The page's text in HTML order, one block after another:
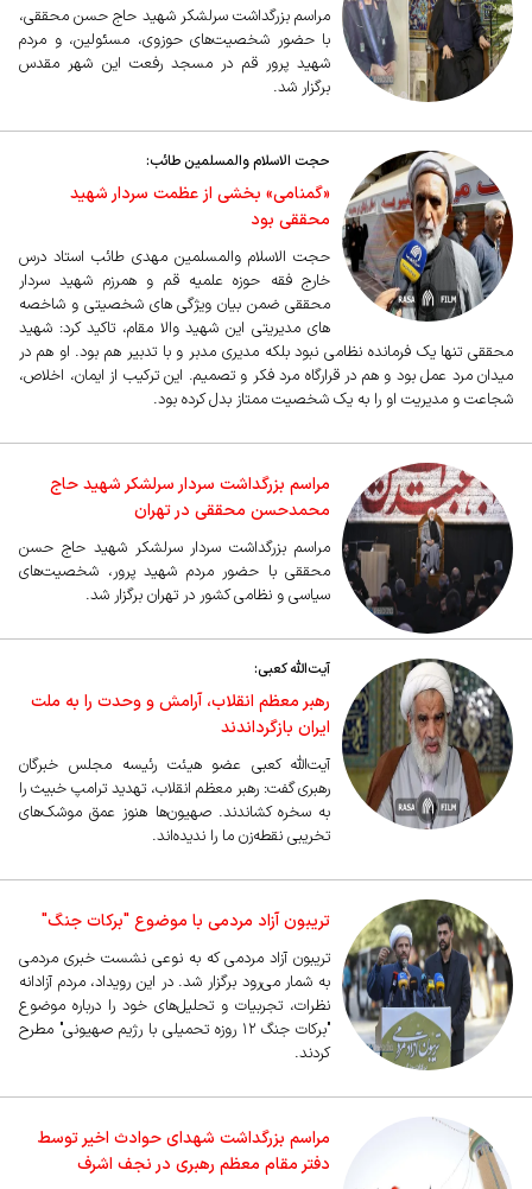
مراسم بزرگداشت سرلشکر شهید حاج حسن محققی،
با حضور شخصیت‌های حوزوی، مسئولین، و مردم
شهید پرور قم در مسجد رفعت این شهر مقدس
برگزار شد.
حجت الاسلام والمسلمین طائب:
«گمنامی» بخشی از عظمت سردار شهید
محققی بود
حجت الاسلام والمسلمین مهدی طائب استاد درس
خارج فقه حوزه علمیه قم و همرزم شهید سردار
محققی ضمن بیان ویژگی های شخصیتی و شاخصه
های مدیریتی این شهید والا مقام، تاکید کرد: شهید
محققی تنها یک فرمانده نظامی نبود بلکه مدیری مدبر و با تدبیر هم بود. او هم در
میدان مرد عمل بود و هم در قرارگاه مرد فکر و تصمیم. این ترکیب از ایمان، اخلاص،
شجاعت و مدیریت او را به یک شخصیت ممتاز بدل کرده بود.
مراسم بزرگداشت سردار سرلشکر شهید حاج
محمدحسن محققی در تهران
مراسم بزرگداشت سردار سرلشکر شهید حاج حسن
محققی با حضور مردم شهید پرور، شخصیت‌های
سیاسی و نظامی کشور در تهران برگزار شد.
آیت‌الله کعبی:
رهبر معظم انقلاب، آرامش و وحدت را به ملت
ایران بازگرداندند
آیت‌الله کعبی عضو هیئت رئیسه مجلس خبرگان
رهبری گفت: رهبر معظم انقلاب، تهدید ترامپ خبیث را
به سخره کشاندند. صهیون‌ها هنوز عمق موشک‌های
تخریبی نقطه‌زن ما را ندیده‌اند.
تریبون آزاد مردمی با موضوع "برکات جنگ"
تریبون آزاد مردمی که به نوعی نشست خبری مردمی
به شمار می‌رود برگزار شد. در این رویداد، مردم آزادانه
نظرات، تجربیات و تحلیل‌های خود را درباره موضوع
"برکات جنگ ۱۲ روزه تحمیلی با رژیم صهیونی" مطرح
کردند.
مراسم بزرگداشت شهدای حوادث اخیر توسط
دفتر مقام معظم رهبری در نجف اشرف